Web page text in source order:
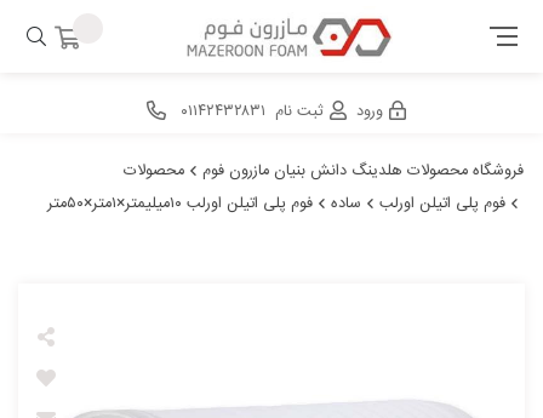
ورود ثبت نام ۰۱۱۴۲۴۳۲۸۳۱
فروشگاه محصولات هلدینگ دانش بنیان مازرون فوم
محصولات
فوم پلی اتیلن اورلب
ساده فوم پلی اتیلن اورلب ۱۰میلیمتر×۱متر×۵۰متر